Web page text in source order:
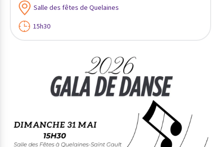
Salle des fêtes de Quelaines
15h30